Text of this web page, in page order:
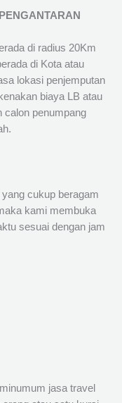
di radius 20Km
di Kota atau
lokasi penjemputan
biaya LB atau
calon penumpang
cukup beragam
kami membuka
sesuai dengan jam
jasa travel